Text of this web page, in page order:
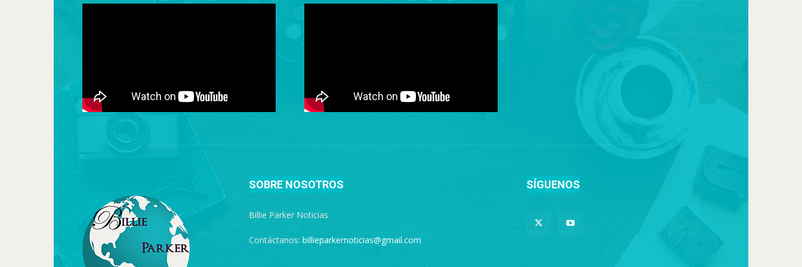
SOBRE NOSOTROS
Billie Parker Noticias
Contáctanos: billieparkernoticias@gmail.com
SÍGUENOS